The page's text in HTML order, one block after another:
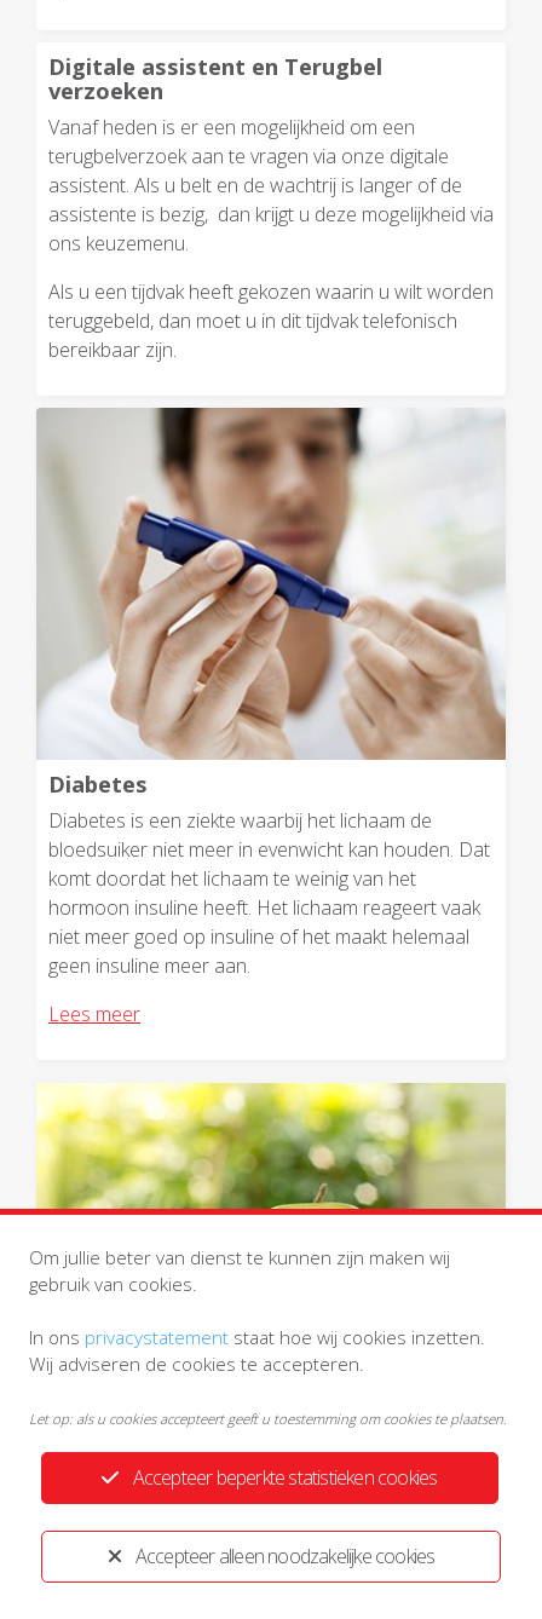
Digitale assistent en Terugbel
verzoeken
Vanaf heden is er een mogelijkheid om een
terugbelverzoek aan te vragen via onze digitale
assistent. Als u belt en de wachtrij is langer of de
assistente is bezig, dan krijgt u deze mogelijkheid via
ons keuzemenu.
Als u een tijdvak heeft gekozen waarin u wilt worden
teruggebeld, dan moet u in dit tijdvak telefonisch
bereikbaar zijn.
Diabetes
Diabetes is een ziekte waarbij het lichaam de
bloedsuiker niet meer in evenwicht kan houden. Dat
komt doordat het lichaam te weinig van het
hormoon insuline heeft. Het lichaam reageert vaak
niet meer goed op insuline of het maakt helemaal
geen insuline meer aan.
Lees meer
Zorroo
Uw huisartsenpraktijk is aangesloten bij de
samenwerkingsverband van zo’n 70 huisartsen.
Samen met andere zorgpartners organiseert
Accepteer alleen noodzakelijke cookies
Accepteer beperkte statistieken cookies
Om jullie beter van dienst te kunnen zijn maken wij
gebruik van cookies.
In ons privacystatement staat hoe wij cookies inzetten.
Wij adviseren de cookies te accepteren.
Let op: als u cookies accepteert geeft u toestemming om cookies te plaatsen.